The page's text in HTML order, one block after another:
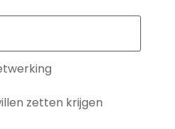
zetten krijgen